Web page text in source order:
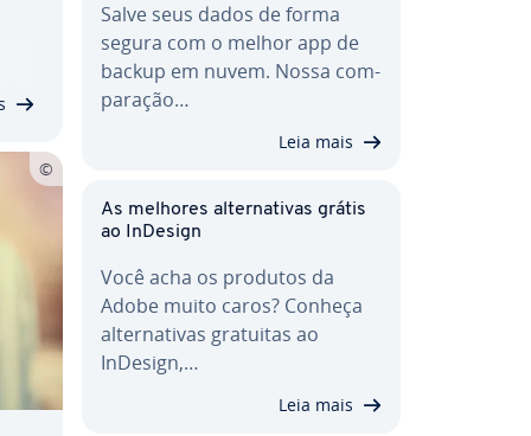
Salve seus dados de forma
segura com o melhor app de
backup em nuvem. Nossa com­
pa­ra­ção…
Leia mais
As melhores al­ter­na­ti­vas grátis
ao InDesign
Você acha os produtos da
Adobe muito caros? Conheça
al­ter­na­ti­vas gratuitas ao
InDesign,…
Leia mais